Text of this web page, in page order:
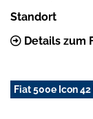
Standort
Details zum
Fiat 500e Icon